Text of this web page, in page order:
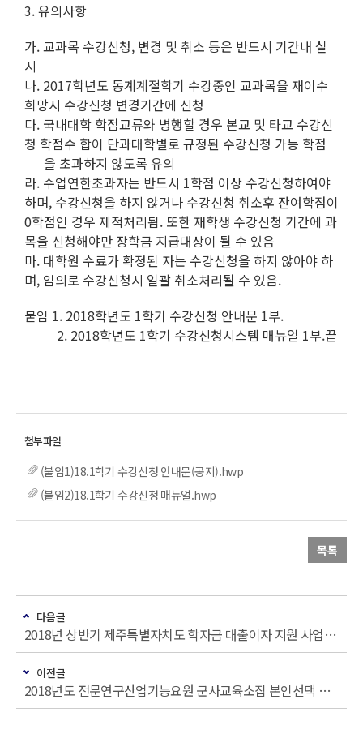
3. 유의사항
가. 교과목 수강신청, 변경 및 취소 등은 반드시 기간내 실
시
나. 2017학년도 동계계절학기 수강중인 교과목을 재이수
희망시 수강신청 변경기간에 신청
다. 국내대학 학점교류와 병행할 경우 본교 및 타교 수강신
청 학점수 합이 단과대학별로 규정된 수강신청 가능 학점
을 초과하지 않도록 유의
라. 수업연한초과자는 반드시 1학점 이상 수강신청하여야
하며, 수강신청을 하지 않거나 수강신청 취소후 잔여학점이
0학점인 경우 제적처리됨. 또한 재학생 수강신청 기간에 과
목을 신청해야만 장학금 지급대상이 될 수 있음
마. 대학원 수료가 확정된 자는 수강신청을 하지 않아야 하
며, 임의로 수강신청시 일괄 취소처리될 수 있음.
붙임 1. 2018학년도 1학기 수강신청 안내문 1부.
2. 2018학년도 1학기 수강신청시스템 매뉴얼 1부.끝
(붙임1)18.1학기 수강신청 안내문(공지).hwp
(붙임2)18.1학기 수강신청 매뉴얼.hwp
목록
다음글
2018년 상반기 제주특별자치도 학자금 대출이자 지원 사업 신청 안내
이전글
2018년도 전문연구산업기능요원 군사교육소집 본인선택 실시 알림